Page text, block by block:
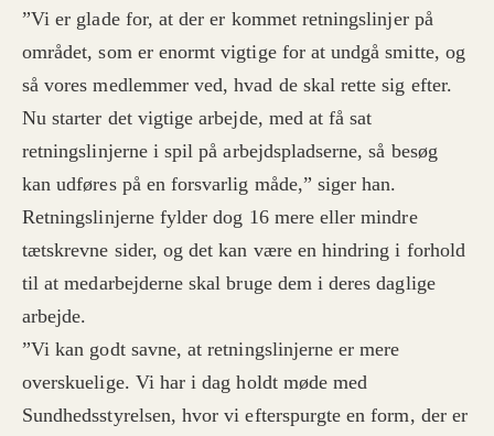
”Vi er glade for, at der er kommet retningslinjer på
området, som er enormt vigtige for at undgå smitte, og
så vores medlemmer ved, hvad de skal rette sig efter.
Nu starter det vigtige arbejde, med at få sat
retningslinjerne i spil på arbejdspladserne, så besøg
kan udføres på en forsvarlig måde,” siger han.
Retningslinjerne fylder dog 16 mere eller mindre
tætskrevne sider, og det kan være en hindring i forhold
til at medarbejderne skal bruge dem i deres daglige
arbejde.
”Vi kan godt savne, at retningslinjerne er mere
overskuelige. Vi har i dag holdt møde med
Sundhedsstyrelsen, hvor vi efterspurgte en form, der er